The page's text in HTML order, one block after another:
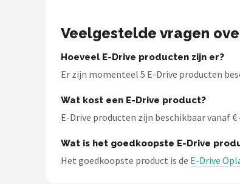
BBB Cycling
Schwalbe
Voltano
Veelgestelde vragen
Hoeveel E-Drive producten zijn er?
Er zijn momenteel 5 E-Drive producten
Wat kost een E-Drive product?
E-Drive producten zijn beschikbaar vanaf €
Wat is het goedkoopste E-Drive
Het goedkoopste product is de E-Drive